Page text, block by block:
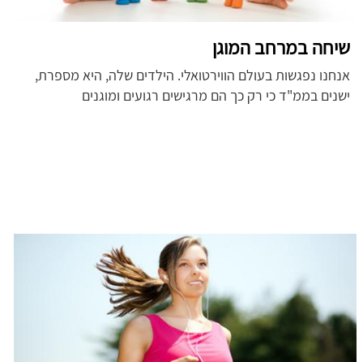
שיחה במרחב המוגן
אנחנו נפגשות בעולם הווירטואלי. הילדים שלה, היא מספרת,
ישנים בממ"ד כי רק כך הם מרגישים רגועים ומוגנים